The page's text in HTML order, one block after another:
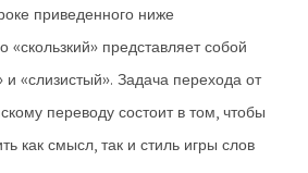
приведенного ниже
«скользкий» представляет собой
и «слизистый». Задача перехода от
переводу состоит в том, чтобы
как смысл, так и стиль игры слов